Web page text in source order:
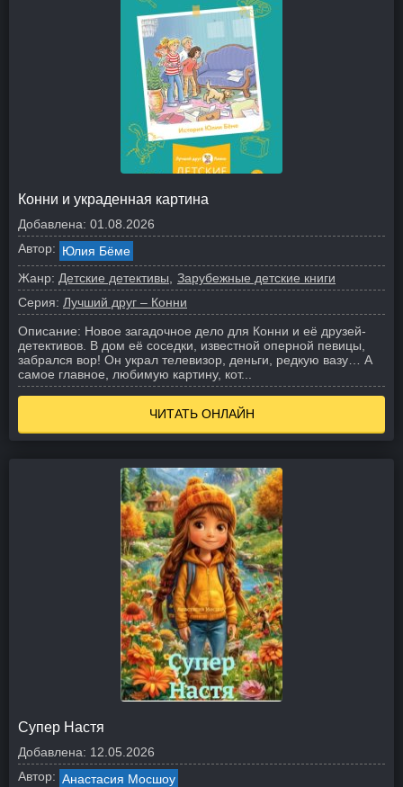
Конни и украденная картина
Добавлена: 01.08.2026
Автор: Юлия Бёме
Жанр: Детские детективы
Зарубежные детские книги
Серия: Лучший друг – Конни
Описание: Новое загадочное дело для Конни и её друзей-
детективов. В дом её соседки, известной оперной певицы,
забрался вор! Он украл телевизор, деньги, редкую вазу… А
самое главное, любимую картину, кот...
ЧИТАТЬ ОНЛАЙН
Супер Настя
Добавлена: 12.05.2026
Автор: Анастасия Мосшоу